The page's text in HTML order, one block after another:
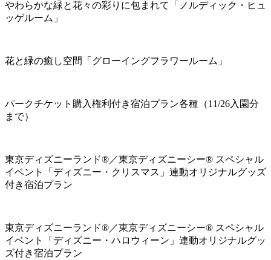
やわらかな緑と花々の彩りに包まれて「ノルディック・ヒュ
ッゲルーム」
花と緑の癒し空間「グローイングフラワールーム」
パークチケット購入権利付き宿泊プラン各種（11/26入園分
まで）
東京ディズニーランド®／東京ディズニーシー® スペシャル
イベント「ディズニー・クリスマス」連動オリジナルグッズ
付き宿泊プラン
東京ディズニーランド®／東京ディズニーシー® スペシャル
イベント「ディズニー・ハロウィーン」連動オリジナルグッ
ズ付き宿泊プラン